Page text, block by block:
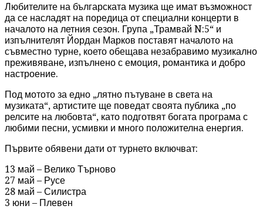
Любителите на българската музика ще имат възможност
да се насладят на поредица от специални концерти в
началото на летния сезон. Група „Трамвай N:5“ и
изпълнителят Йордан Марков поставят началото на
съвместно турне, което обещава незабравимо музикално
преживяване, изпълнено с емоция, романтика и добро
настроение.
Под мотото за едно „лятно пътуване в света на
музиката“, артистите ще поведат своята публика „по
релсите на любовта“, като подготвят богата програма с
любими песни, усмивки и много положителна енергия.
Първите обявени дати от турнето включват:
13 май – Велико Търново
27 май – Русе
28 май – Силистра
3 юни – Плевен